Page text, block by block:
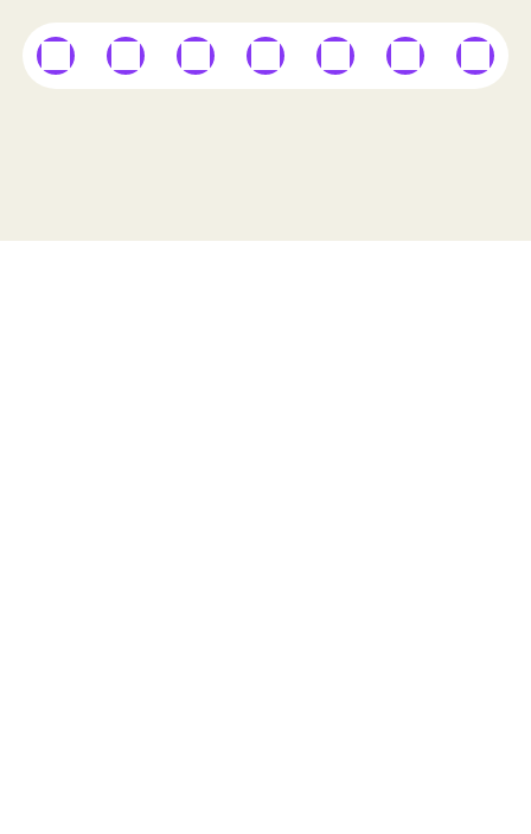
Besuchen Sie dieBARMER auf
externer Linkexterner Linkexterner Linkexterner Linkexterner Linkexterner Link